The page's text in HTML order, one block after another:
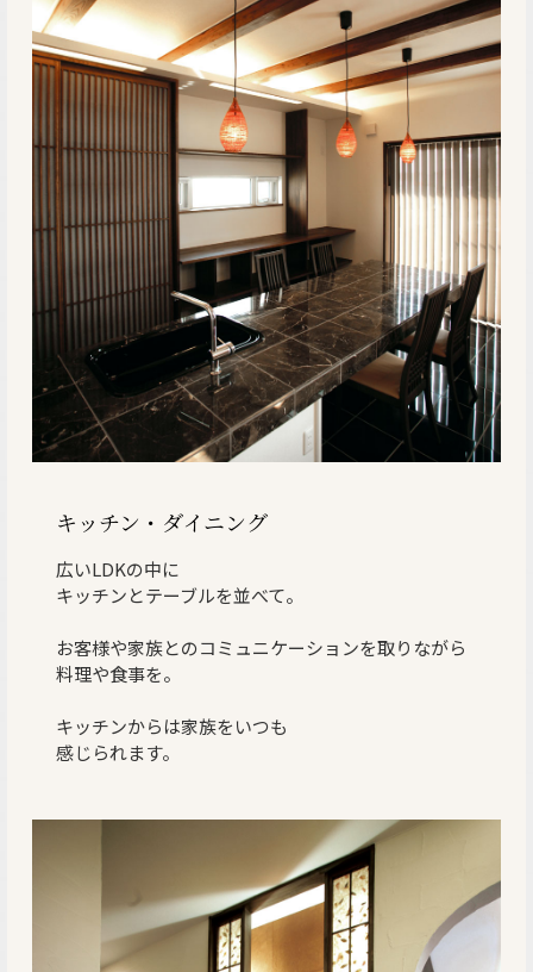
キッチン・ダイニング
広いLDKの中に
キッチンとテーブルを並べて。
お客様や家族とのコミュニケーションを取りながら
料理や食事を。
キッチンからは家族をいつも
感じられます。